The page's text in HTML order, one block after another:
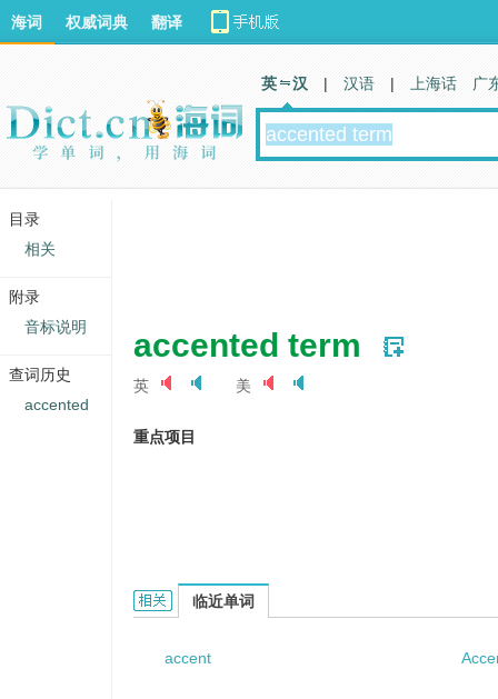
accented term
英 美
重点项目
accented term的相关资料：
临近单词
accent
海词 权威词典 翻译
英 汉 | 汉语 | 上海话 广
目录
相关
附录
音标说明
查词历史
accented